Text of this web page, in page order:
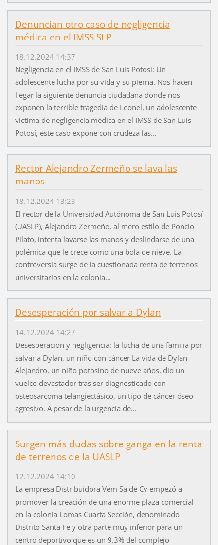
Denuncian otro caso de negligencia
médica en el IMSS SLP
18.12.2024 14:37
Negligencia en el IMSS de San Luis Potosí: Un
adolescente lucha por su vida y su pierna. Nos hacen
llegar la siguiente denuncia ciudadana donde nos
exponen la terrible tragedia de Leonel, un adolescente
víctima de negligencia médica en el IMSS de San Luis
Potosí, este caso expone con crudeza las...
Rector Alejandro Zermeño se lava las
manos
18.12.2024 13:23
El rector de la Universidad Autónoma de San Luis Potosí
(UASLP), Alejandro Zermeño, al mero estilo de Poncio
Pilato, intenta lavarse las manos y deslindarse de una
polémica que le crece como una bola de nieve. La
controversia surge de la cuestionada renta de terrenos
universitarios en la colonia...
Desesperación por salvar a Dylan
14.12.2024 14:27
Desesperación y negligencia: la lucha de una familia por
salvar a Dylan, un niño con cáncer La vida de Dylan
Alejandro, un niño potosino de nueve años, dio un
vuelco devastador tras ser diagnosticado con
osteosarcoma telangiectásico, un tipo de cáncer óseo
agresivo. A pesar de la urgencia de...
Surgen más dudas sobre ganga en la renta
de terrenos de la UASLP
12.12.2024 14:10
La empresa Distribuidora Vem Sa de Cv empezó a
promover la creación de una enorme plaza comercial
en la colonia Lomas Cuarta Sección, denominado
Distrito Santa Fe y otra parte muy inferior para un
centro deportivo que es un 9.3% del complejo